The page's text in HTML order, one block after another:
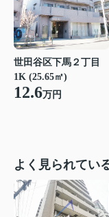
世田谷区下馬２丁目
1K (25.65㎡)
12.6万円
よく見られてい